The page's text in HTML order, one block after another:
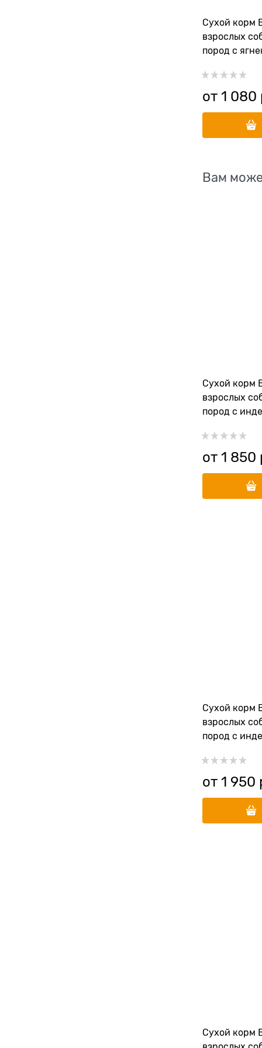
Сухой корм
взрослых
пород с
от 1 080
Вам
Сухой корм
взрослых
пород с
от 1 850
Сухой корм
взрослых
пород с
от 1 950
Сухой корм